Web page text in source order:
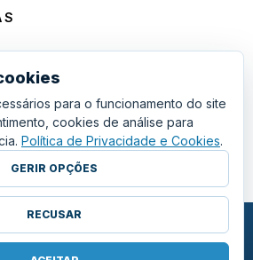
SGSI. TODOS OS DIREITOS RESERVADOS.
para o funcionamento do site
cookies de análise para
Política de Privacidade e Cookies.
GERIR OPÇÕES
RECUSAR